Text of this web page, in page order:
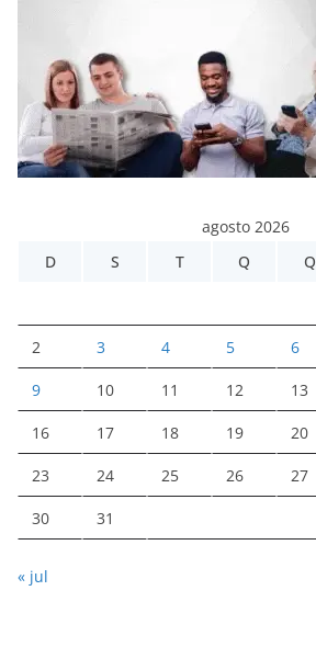
agosto 2026
D
S T Q Q
2 3 4 5 6
9 10 11 12 13
16 17 18 19 20
23 24 25 26 27
30 31
« jul